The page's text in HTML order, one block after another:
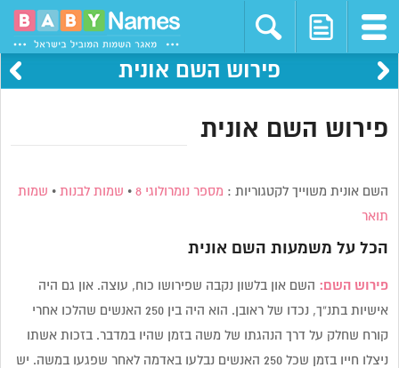
פירוש השם אונית
פירוש השם אונית
השם אונית משוייך לקטגוריות : מספר נומרולוגי 8 • שמות לבנות • שמות
תואר
הכל על משמעות השם אונית
פירוש השם: השם און בלשון נקבה שפירושו כוח, עוצה. און גם היה
אישיות בתנ”ך, נכדו של ראובן. הוא היה בין 250 האנשים שהלכו אחרי
קורח שחלק על דרך הנהגתו של משה בזמן שהיו במדבר. בזכות אשתו
ניצלו חייו בזמן שכל 250 האנשים נבלעו באדמה לאחר שפגעו במשה. יש